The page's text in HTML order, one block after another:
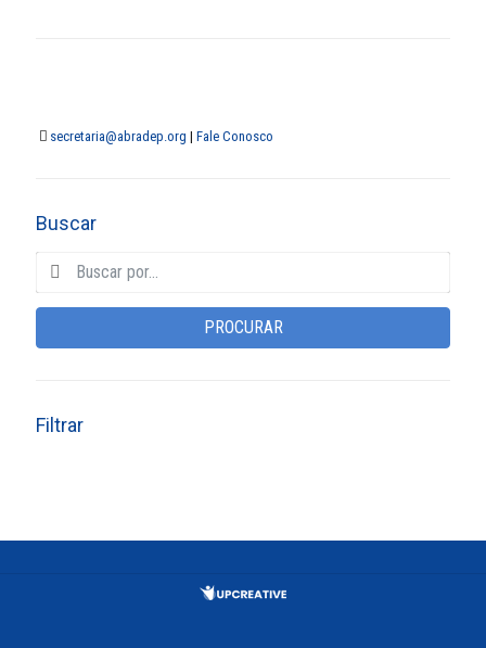
secretaria@abradep.org | Fale Conosco
Buscar
PROCURAR
Filtrar